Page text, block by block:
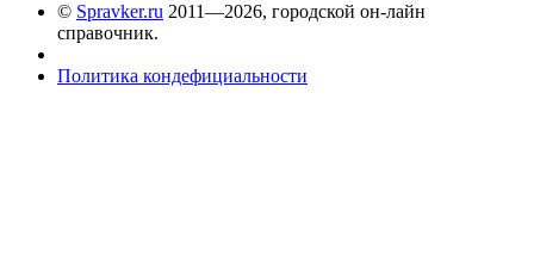
© Spravker.ru 2011—2026, городской он-лайн
справочник.
Политика кондефициальности